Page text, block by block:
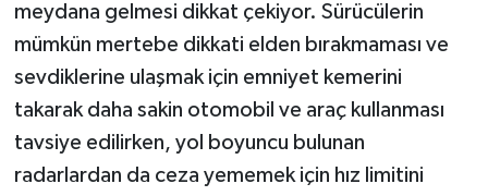
meydana gelmesi dikkat çekiyor. Sürücülerin
mümkün mertebe dikkati elden bırakmaması ve
sevdiklerine ulaşmak için emniyet kemerini
takarak daha sakin otomobil ve araç kullanması
tavsiye edilirken, yol boyuncu bulunan
radarlardan da ceza yememek için hız limitini